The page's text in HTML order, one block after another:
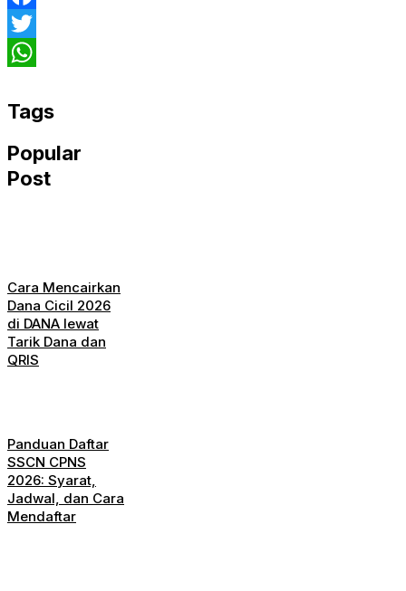
Facebook
Twitter
Tags
Popular
Post
Cara Mencairkan
Dana Cicil 2026
di DANA lewat
Tarik Dana dan
QRIS
Panduan Daftar
SSCN CPNS
2026: Syarat,
Jadwal, dan Cara
Mendaftar